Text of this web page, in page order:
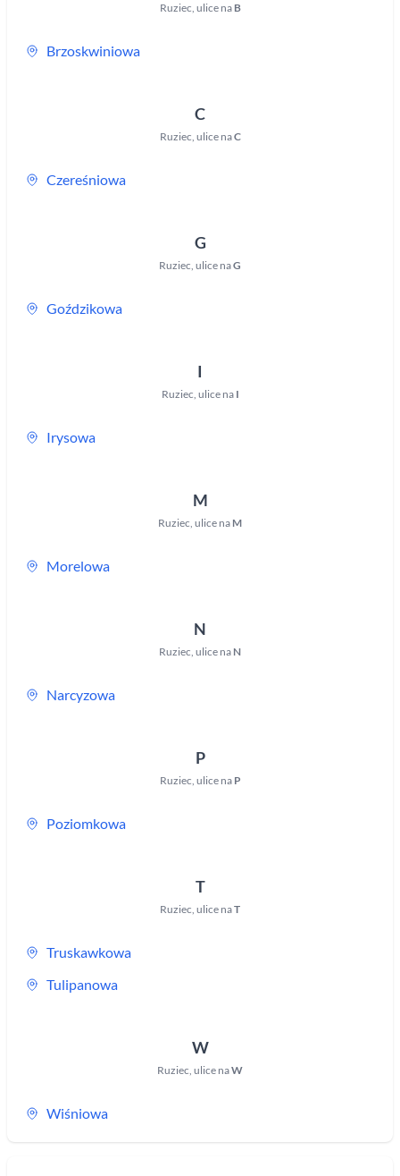
Ruziec, ulice na B
Brzoskwiniowa
C
Ruziec, ulice naC
Czereśniowa
G
Ruziec, ulice naG
Goździkowa
I
Ruziec, ulice na I
Irysowa
M
Ruziec, ulice na M
Morelowa
N
Ruziec, ulice na N
Narcyzowa
P
Ruziec, ulice na P
Poziomkowa
T
Ruziec, ulice naT
Truskawkowa
Tulipanowa
W
Ruziec, ulice naW
Wiśniowa